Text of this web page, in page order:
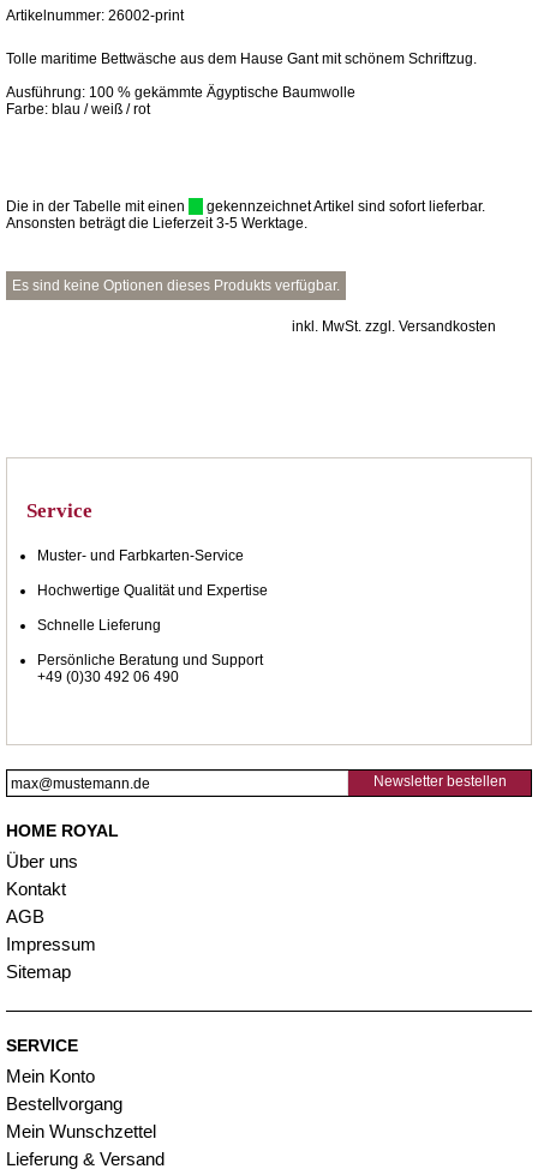
Artikelnummer: 26002-print
Tolle maritime Bettwäsche aus dem Hause Gant mit schönem Schriftzug.
Ausführung: 100 % gekämmte Ägyptische Baumwolle
Farbe: blau / weiß / rot
Die in der Tabelle mit einen
gekennzeichnet Artikel sind sofort lieferbar.
Ansonsten beträgt die Lieferzeit 3-5 Werktage.
Es sind keine Optionen dieses Produkts verfügbar.
inkl. MwSt. zzgl. Versandkosten
Service
Muster- und Farbkarten-Service
Hochwertige Qualität und Expertise
Schnelle Lieferung
Persönliche Beratung und Support
+49 (0)30 492 06 490
Newsletter bestellen
HOME ROYAL
Über uns
Kontakt
AGB
Impressum
Sitemap
SERVICE
Mein Konto
Bestellvorgang
Mein Wunschzettel
Lieferung & Versand